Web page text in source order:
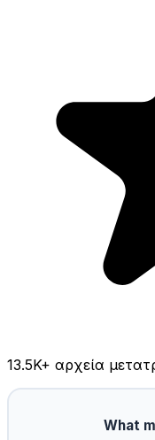
13.5K+ αρχεία
What